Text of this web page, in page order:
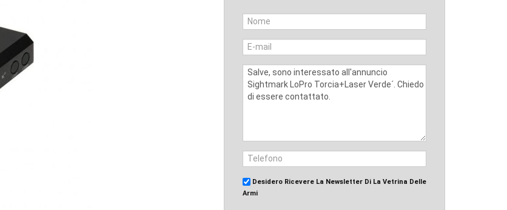
Desidero Ricevere La Newsletter Di La Vetrina Delle
Armi